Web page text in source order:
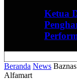
Ketua
Beranda News
Alfamart